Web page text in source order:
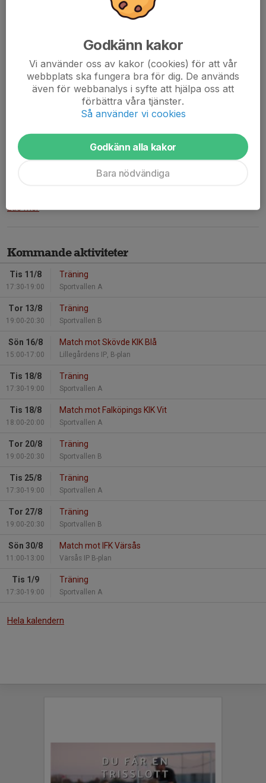
Spelprogram Lördag 5/10
Hej!
Helgen 5-6/10 ska våra tjejer spela kick on cup och första cupen
att spela 9 mot 9 i seriespel. Vi kommer att fördela tjejerna i 4
Läs mer
Kommande aktiviteter
Tis 11/8
17:30-19:00
Träning
Sportvallen A
Tor 13/8
19:00-20:30
Träning
Sportvallen B
Sön 16/8
15:00-17:00
Match mot Skövde KIK Blå
Lillegårdens IP, B-plan
Tis 18/8
17:30-19:00
Träning
Sportvallen A
Tis 18/8
18:00-20:00
Match mot Falköpings KIK Vit
Sportvallen A
Tor 20/8
19:00-20:30
Träning
Sportvallen B
Tis 25/8
17:30-19:00
Träning
Sportvallen A
Tor 27/8
19:00-20:30
Träning
Sportvallen B
Sön 30/8
11:00-13:00
Match mot IFK Värsås
Värsås IP B-plan
Tis 1/9
17:30-19:00
Träning
Sportvallen A
Hela kalendern
Godkänn kakor
Vi använder oss av kakor (cookies) för att vår
webbplats ska fungera bra för dig. De används
även för webbanalys i syfte att hjälpa oss att
förbättra våra tjänster.
Så använder vi cookies
Godkänn alla kakor
Bara nödvändiga